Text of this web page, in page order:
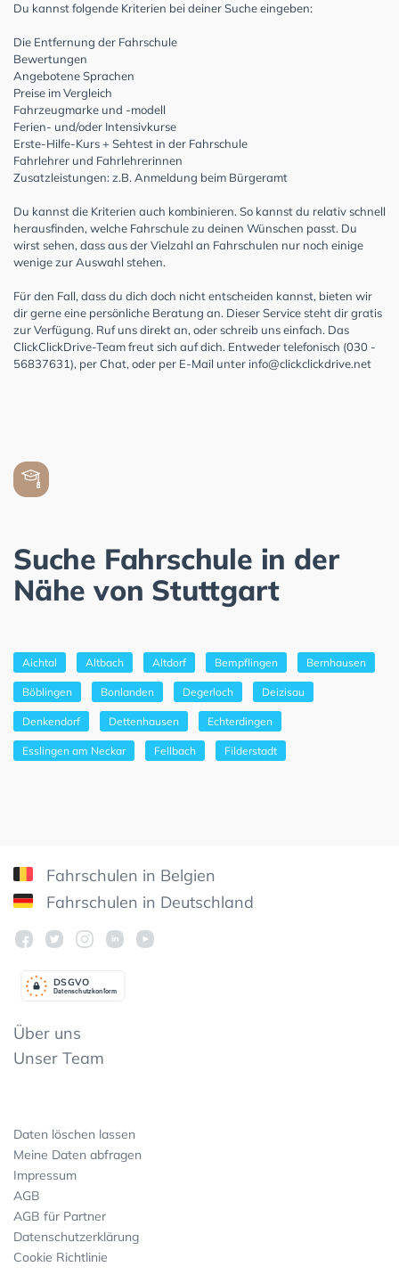
Du kannst folgende Kriterien bei deiner Suche eingeben:
Die Entfernung der Fahrschule
Bewertungen
Angebotene Sprachen
Preise im Vergleich
Fahrzeugmarke und -modell
Ferien- und/oder Intensivkurse
Erste-Hilfe-Kurs + Sehtest in der Fahrschule
Fahrlehrer und Fahrlehrerinnen
Zusatzleistungen: z.B. Anmeldung beim Bürgeramt
Du kannst die Kriterien auch kombinieren. So kannst du relativ schnell
herausfinden, welche Fahrschule zu deinen Wünschen passt. Du
wirst sehen, dass aus der Vielzahl an Fahrschulen nur noch einige
wenige zur Auswahl stehen.
Für den Fall, dass du dich doch nicht entscheiden kannst, bieten wir
dir gerne eine persönliche Beratung an. Dieser Service steht dir gratis
zur Verfügung. Ruf uns direkt an, oder schreib uns einfach. Das
ClickClickDrive-Team freut sich auf dich. Entweder telefonisch (030 -
56837631), per Chat, oder per E-Mail unter info@clickclickdrive.net
Suche Fahrschule in der
Nähe von Stuttgart
Aichtal Altbach Altdorf Bempflingen Bernhausen
Böblingen Bonlanden Degerloch Deizisau
Denkendorf Dettenhausen Echterdingen
Esslingen am Neckar Fellbach Filderstadt
Fahrschulen in Belgien
Fahrschulen in Deutschland
Datenschutzkonform
DSGVO
Über uns
Unser Team
Daten löschen lassen
Meine Daten abfragen
Impressum
AGB
AGB für Partner
Datenschutzerklärung
Cookie Richtlinie